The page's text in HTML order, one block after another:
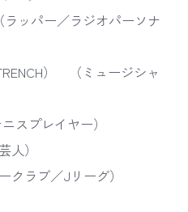
ッパー／ラジオパーソナ
） （ミュージシャ
スプレイヤー）
）
ラブ／Jリーグ）